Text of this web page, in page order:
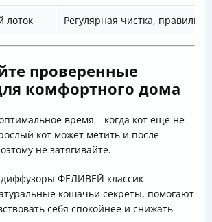
лоток Регулярная чистка,
проверенные
комфортного дома
время – когда кот еще не
кот может метить и после
не затягивайте.
ФЕЛИВЕЙ классик
кошачьи секреты, помогают
себя спокойнее и снижать